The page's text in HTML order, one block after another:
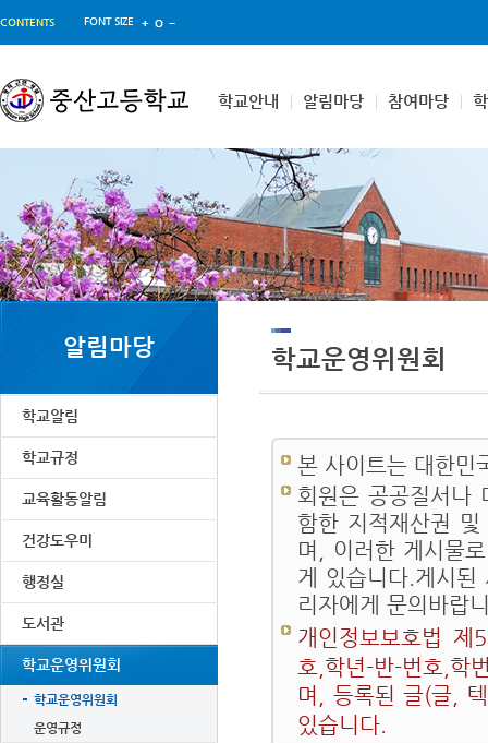
CONTENTS FONT SIZE
학교안내 알림마당 참여마당
알림마당
학교알림
학교규정
교육활동알림
건강도우미
행정실
도서관
학교운영위원회
학교운영위원회
운영규정
학교운영위원회
본 사이트는 대한민
회원은 공공질서나
함한 지적재산권
며, 이러한 게시물
게 있습니다.게시된
리자에게 문의바랍
개인정보보호법 제
호,학년-반-번호,학
며, 등록된 글(글,
있습니다.